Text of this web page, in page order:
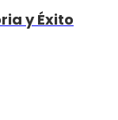
y Éxito